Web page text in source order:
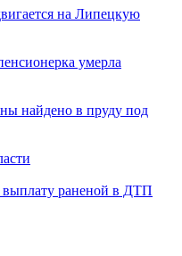
на Липецкую
умерла
найдено в пруду под
выплату раненой в ДТП